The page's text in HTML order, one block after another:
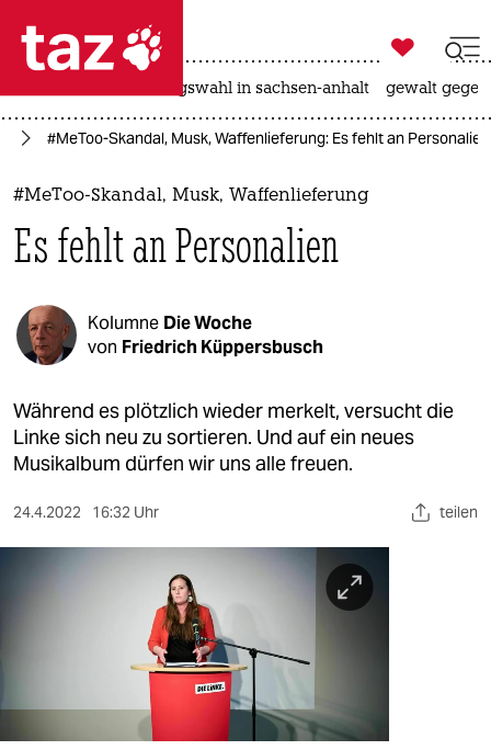
 taz zahl ich
taz zahl ich
themen
politik
öko
gesellschaft
kultur
sport
nord
veranstaltungen

taz zahl ich
landtagswahl in sachsen-anhalt gewalt
#MeToo-Skandal, Musk, Waffenlieferung: Es fehlt an Perso­nalien
#MeToo-Skandal, Musk, Waffenlieferung
Es fehlt an Perso­nalien
Kolumne Die Woche
von Friedrich Küppersbusch
Während es plötzlich wieder merkelt, versucht die
Linke sich neu zu sortieren. Und auf ein neues
Musikalbum dürfen wir uns alle freuen.
24.4.2022 16:32 Uhr teilen